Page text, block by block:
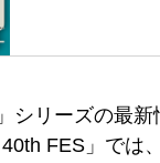
シリーズの最
FES」では